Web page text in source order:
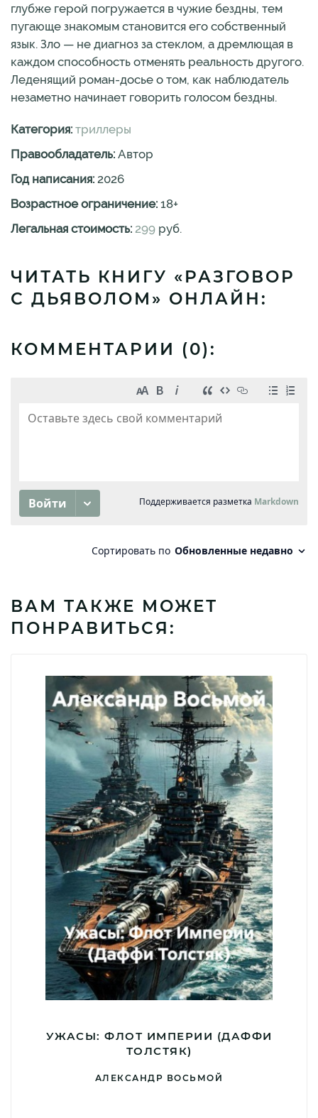
глубже герой погружается в чужие бездны, тем
пугающе знакомым становится его собственный
язык. Зло — не диагноз за стеклом, а дремлющая в
каждом способность отменять реальность другого.
Леденящий роман-досье о том, как наблюдатель
незаметно начинает говорить голосом бездны.
Категория: триллеры
Правообладатель: Автор
Год написания: 2026
Возрастное ограничение: 18+
Легальная стоимость: 299 руб.
ЧИТАТЬ КНИГУ «РАЗГОВОР
С ДЬЯВОЛОМ» ОНЛАЙН:
КОММЕНТАРИИ (0):
ВАМ ТАКЖЕ МОЖЕТ
ПОНРАВИТЬСЯ:
УЖАСЫ: ФЛОТ ИМПЕРИИ (ДАФФИ
ТОЛСТЯК)
АЛЕКСАНДР ВОСЬМОЙ